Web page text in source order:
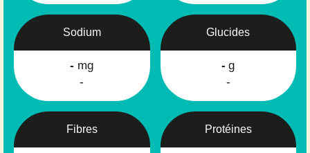
Sodium
- mg
-
Glucides
- g
-
Fibres Protéines